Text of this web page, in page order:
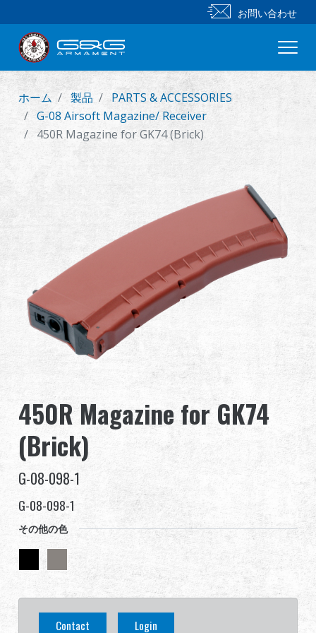
新製品
小銃
射撃訓練シリーズ
グローバル販売
私たちについて
競技会とイベント
サポート
繁體中文 English (US)
Français 日本語
お問い合わせ
ホーム 製品
PARTS & ACCESSORIES
G-08 Airsoft Magazine/ Receiver
450R Magazine for GK74 (Brick)
450R Magazine for GK74
(Brick)
G-08-098-1
G-08-098-1
その他の色
Contact Login